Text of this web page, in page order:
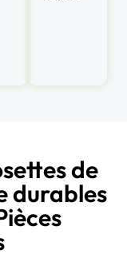
de
durables